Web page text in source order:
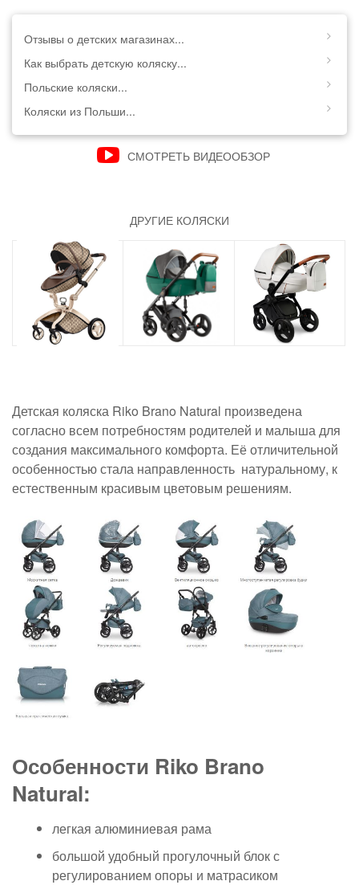
Отзывы о детских магазинах...
Как выбрать детскую коляску...
Польские коляски...
Коляски из Польши...
СМОТРЕТЬ ВИДЕООБЗОР
ДРУГИЕ КОЛЯСКИ
Детская коляска Riko Brano Natural произведена
согласно всем потребностям родителей и малыша для
создания максимального комфорта. Её отличительной
особенностью стала направленность натуральному, к
естественным красивым цветовым решениям.
Особенности Riko Brano
Natural:
легкая алюминиевая рама
большой удобный прогулочный блок с
регулированием опоры и матрасиком